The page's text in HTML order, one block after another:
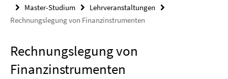
Master-Studium
Lehrveranstaltungen
Rechnungslegung von Finanzinstrumenten
Rechnungslegung von
Finanzinstrumenten